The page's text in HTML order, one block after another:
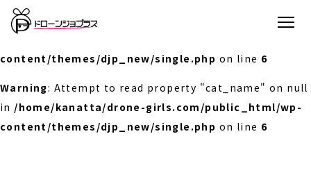
Warning: Undefined array key 0 in
content/themes/djp_new/single.php on line 6
Warning: Attempt to read property "cat_name" on null
in /home/kanatta/drone-girls.com/public_html/wp-
content/themes/djp_new/single.php on line 6